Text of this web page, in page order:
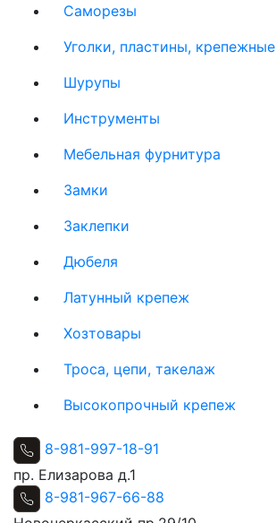
Саморезы
Уголки, пластины, крепежные
Шурупы
Инструменты
Мебельная фурнитура
Замки
Заклепки
Дюбеля
Латунный крепеж
Хозтовары
Троса, цепи, такелаж
Высокопрочный крепеж
8-981-997-18-91
пр. Елизарова д.1
8-981-967-66-88